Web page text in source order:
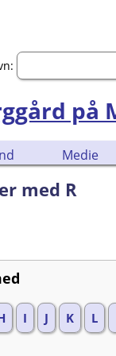
på
Medie
med R
I J K L